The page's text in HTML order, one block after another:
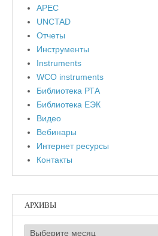
APEC
UNCTAD
Отчеты
Инструменты
Instruments
WCO instruments
Библиотека РТА
Библиотека ЕЭК
Видео
Вебинары
Интернет ресурсы
Контакты
АРХИВЫ
Архивы